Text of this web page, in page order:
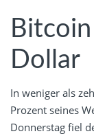
Dollar
In weniger als
Prozent seines
Donnerstag fiel